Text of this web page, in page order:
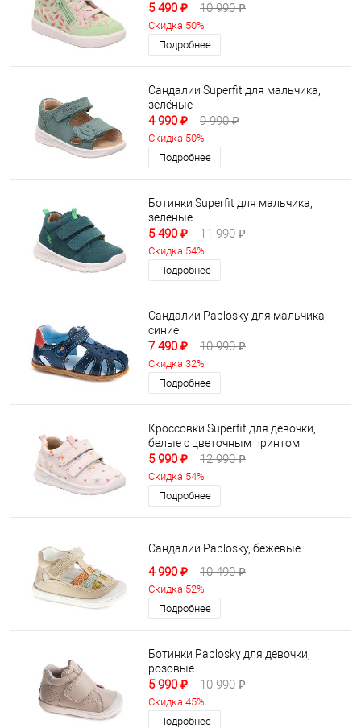
5 490 ₽ 10 990 ₽
Скидка 50%
Подробнее
Сандалии Superfit для мальчика,
зелёные
4 990 ₽ 9 990 ₽
Скидка 50%
Подробнее
Ботинки Superfit для мальчика,
зелёные
5 490 ₽ 11 990 ₽
Скидка 54%
Подробнее
Сандалии Pablosky для мальчика,
синие
7 490 ₽ 10 990 ₽
Скидка 32%
Подробнее
Кроссовки Superfit для девочки,
белые с цветочным принтом
5 990 ₽ 12 990 ₽
Скидка 54%
Подробнее
Сандалии Pablosky, бежевые
4 990 ₽ 10 490 ₽
Скидка 52%
Подробнее
Ботинки Pablosky для девочки,
розовые
5 990 ₽ 10 990 ₽
Скидка 45%
Подробнее